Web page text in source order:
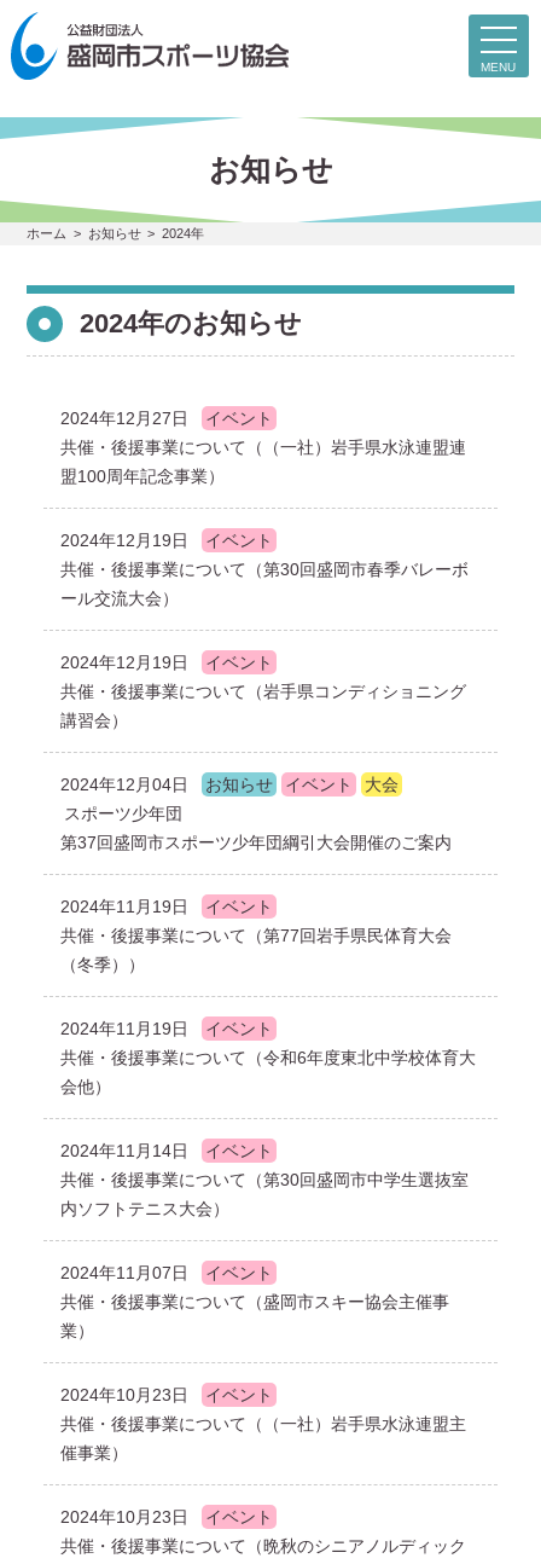
MENU
お知らせ
ホーム お知らせ 2024年
2024年のお知らせ
2024年12月27日
イベント
共催・後援事業について（（一社）岩手県水泳連盟連
盟100周年記念事業）
2024年12月19日
イベント
共催・後援事業について（第30回盛岡市春季バレーボ
ール交流大会）
2024年12月19日
イベント
共催・後援事業について（岩手県コンディショニング
講習会）
2024年12月04日 お知らせ イベント
大会
スポーツ少年団
第37回盛岡市スポーツ少年団綱引大会開催のご案内
2024年11月19日
イベント
共催・後援事業について（第77回岩手県民体育大会
（冬季））
2024年11月19日
イベント
共催・後援事業について（令和6年度東北中学校体育大
会他）
2024年11月14日
イベント
共催・後援事業について（第30回盛岡市中学生選抜室
内ソフトテニス大会）
2024年11月07日
イベント
共催・後援事業について（盛岡市スキー協会主催事
業）
2024年10月23日
イベント
共催・後援事業について（（一社）岩手県水泳連盟主
催事業）
2024年10月23日
イベント
共催・後援事業について（晩秋のシニアノルディック